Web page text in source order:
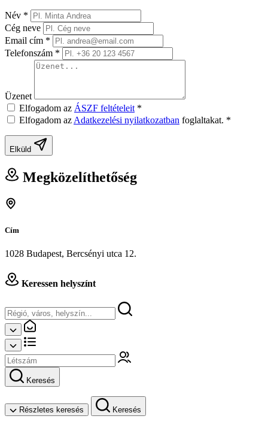
Név *
Cég neve
Email cím *
Telefonszám *
Üzenet
Elfogadom az ÁSZF feltételeit *
Elfogadom az Adatkezelési nyilatkozatban foglaltakat. *
Elküld
Megközelíthetőség
Cím
1028 Budapest, Bercsényi utca 12.
Keressen helyszínt
Keresés
Részletes keresés Keresés